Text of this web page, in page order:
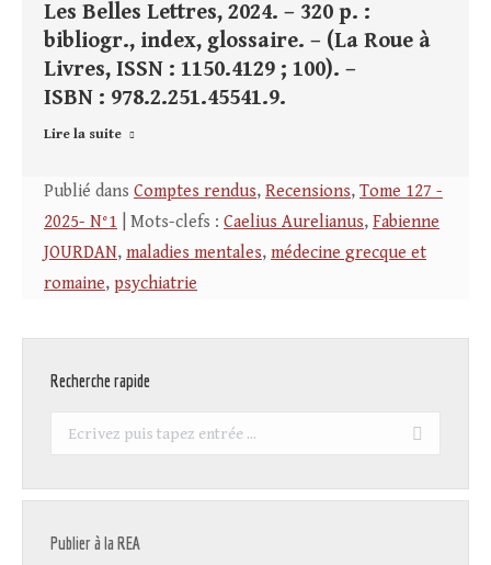
Les Belles Lettres, 2024. – 320 p. :
bibliogr., index, glossaire. – (La Roue à
Livres, ISSN : 1150.4129 ; 100). –
ISBN : 978.2.251.45541.9.
Lire la suite
Publié dans Comptes rendus, Recensions, Tome 127 -
2025- N°1 | Mots-clefs : Caelius Aurelianus, Fabienne
JOURDAN, maladies mentales, médecine grecque et
romaine, psychiatrie
Recherche rapide
Recherche
Publier à la REA